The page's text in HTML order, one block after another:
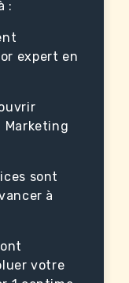
:
expert en
Marketing
sont
à
votre